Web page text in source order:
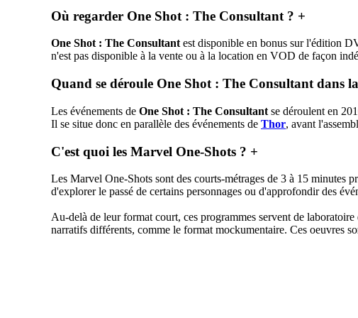
Où regarder One Shot : The Consultant ? +
One Shot : The Consultant est disponible en bonus sur l'édition
n'est pas disponible à la vente ou à la location en VOD de façon
Quand se déroule One Shot : The Consultant dans
Les événements de One Shot : The Consultant se déroulent en
Il se situe donc en parallèle des événements de Thor, avant
C'est quoi les Marvel One-Shots ? +
Les Marvel One-Shots sont des courts-métrages de 3 à 15 minutes
d'explorer le passé de certains personnages ou d'approfondir des
Au-delà de leur format court, ces programmes servent de laboratoire
narratifs différents, comme le format mockumentaire. Ces oeuvres